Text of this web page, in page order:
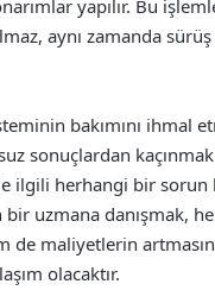
yapılır. Bu
aynı zamanda
bakımını ihmal
sonuçlardan kaçınmak
ilgili herhangi bir sorun
bir uzmana danışmak,
de maliyetlerin
olacaktır.